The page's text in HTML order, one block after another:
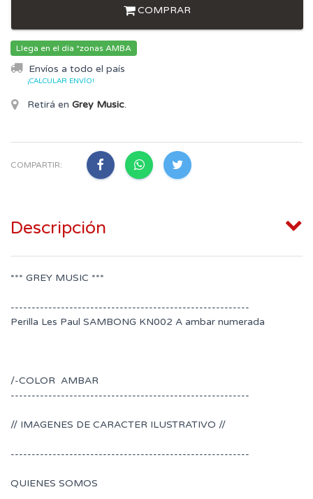
COMPRAR
Llega en el día *zonas AMBA
Envíos a todo el país
¡CALCULAR ENVÍO!
Retirá en Grey Music.
COMPARTIR:
Descripción
*** GREY MUSIC ***
---------------------------------------------------------
Perilla Les Paul SAMBONG KN002 A ambar numerada
/-COLOR AMBAR
---------------------------------------------------------
// IMAGENES DE CARACTER ILUSTRATIVO //
---------------------------------------------------------
QUIENES SOMOS